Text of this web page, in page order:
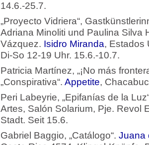
14.6.-25.7.
„Proyecto Vidriera“,
Adriana Minoliti und Paulina Silva
Vázquez. Isidro Miranda, Estados
Di-So 12-19 Uhr. 15.6.-10.7.
Patricia Martínez, „¡No más
„Conspirativa“. Appetite,
Peri Labeyrie, „Epifanías de la
Artes, Salón Solarium, Pje. Revol
Stadt. Seit 15.6.
Gabriel Baggio, „Catálogo“. Juana